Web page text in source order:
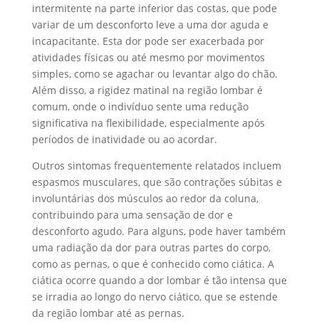
intermitente na parte inferior das costas, que pode
variar de um desconforto leve a uma dor aguda e
incapacitante. Esta dor pode ser exacerbada por
atividades físicas ou até mesmo por movimentos
simples, como se agachar ou levantar algo do chão.
Além disso, a rigidez matinal na região lombar é
comum, onde o indivíduo sente uma redução
significativa na flexibilidade, especialmente após
períodos de inatividade ou ao acordar.
Outros sintomas frequentemente relatados incluem
espasmos musculares, que são contrações súbitas e
involuntárias dos músculos ao redor da coluna,
contribuindo para uma sensação de dor e
desconforto agudo. Para alguns, pode haver também
uma radiação da dor para outras partes do corpo,
como as pernas, o que é conhecido como ciática. A
ciática ocorre quando a dor lombar é tão intensa que
se irradia ao longo do nervo ciático, que se estende
da região lombar até as pernas.